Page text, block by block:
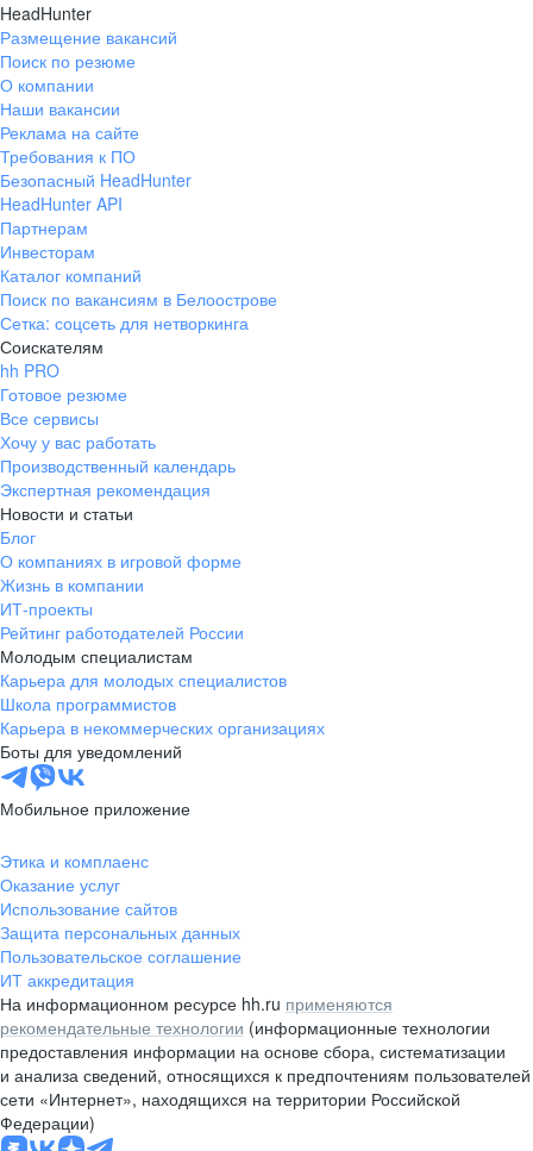
HeadHunter
Размещение вакансий
Поиск по резюме
О компании
Наши вакансии
Реклама на сайте
Требования к ПО
Безопасный HeadHunter
HeadHunter API
Партнерам
Инвесторам
Каталог компаний
Поиск по вакансиям в Белоострове
Сетка: соцсеть для нетворкинга
Соискателям
hh PRO
Готовое резюме
Все сервисы
Хочу у вас работать
Производственный календарь
Экспертная рекомендация
Новости и статьи
Блог
О компаниях в игровой форме
Жизнь в компании
ИТ-проекты
Рейтинг работодателей России
Молодым специалистам
Карьера для молодых специалистов
Школа программистов
Карьера в некоммерческих организациях
Боты для уведомлений
Мобильное приложение
Этика и комплаенс
Оказание услуг
Использование сайтов
Защита персональных данных
Пользовательское соглашение
ИТ аккредитация
На информационном ресурсе hh.ru применяются
рекомендательные технологии (информационные технологии
предоставления информации на основе сбора, систематизации
и анализа сведений, относящихся к предпочтениям пользователей
сети «Интернет», находящихся на территории Российской
Федерации)